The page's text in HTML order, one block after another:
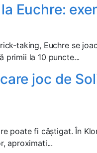
Euchre:
taking, Euchre se
primii la 10 puncte...
joc de
poate fi câștigat. În
aproximati...